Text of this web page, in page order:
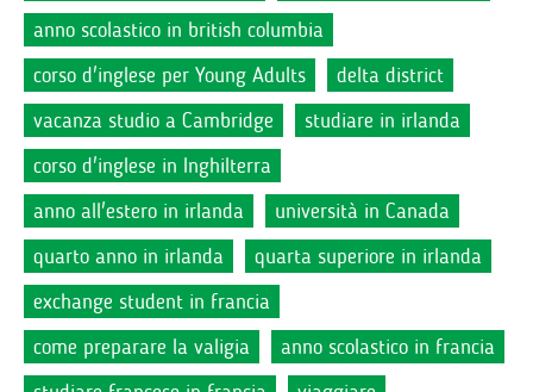
anno scolastico in british columbia
corso d'inglese per Young Adults
delta district
vacanza studio a Cambridge
studiare in irlanda
corso d'inglese in Inghilterra
anno all'estero in irlanda
università in Canada
quarto anno in irlanda
quarta superiore in irlanda
exchange student in francia
come preparare la valigia
anno scolastico in francia